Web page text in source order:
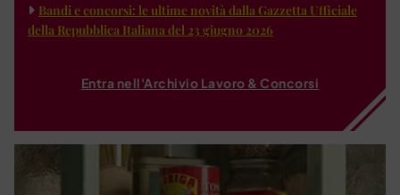
Bandi e concorsi: le ultime novità dalla Gazzetta Ufficiale
della Repubblica Italiana del 23 giugno 2026
Entra nell'Archivio Lavoro & Concorsi